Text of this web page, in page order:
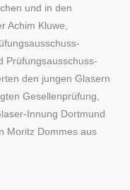
und in den
Achim Kluwe,
Prüfungsausschuss-
den jungen Glasern
Gesellenprüfung,
Innung Dortmund
Moritz Dommes aus